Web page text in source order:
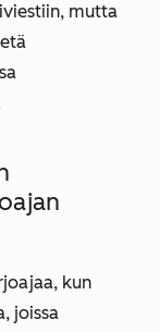
mutta
kun
joissa